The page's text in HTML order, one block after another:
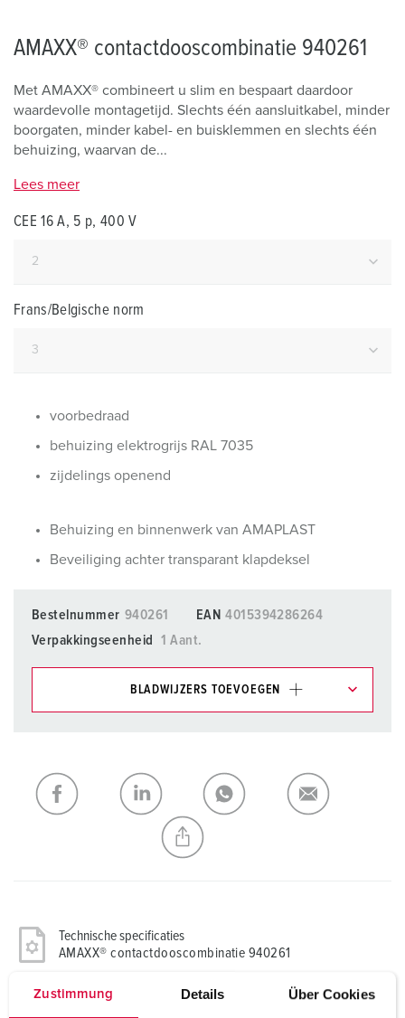
Zustimmung Details Über Cookies
AMAXX® contactdooscombinatie 940261
Met AMAXX® combineert u slim en bespaart daardoor
waardevolle montagetijd. Slechts één aansluitkabel, minder
boorgaten, minder kabel- en buisklemmen en slechts één
behuizing, waarvan de...
Lees meer
CEE 16 A, 5 p, 400 V
Frans/Belgische norm
voorbedraad
behuizing elektrogrijs RAL 7035
zijdelings openend
Behuizing en binnenwerk van AMAPLAST
Beveiliging achter transparant klapdeksel
Bestelnummer 940261 EAN 4015394286264
Verpakkingseenheid
1 Aant.
BLADWIJZERS TOEVOEGEN
Mijn lijst TOEVOEGEN
NIEUW LIJST MAKEN
Technische specificaties
AMAXX® contactdooscombinatie 940261
CEE 16 A, 5 p, 400 V 2